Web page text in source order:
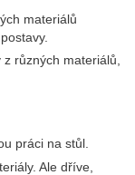
materiálů
různých materiálů,
práci na stůl.
Ale dříve,